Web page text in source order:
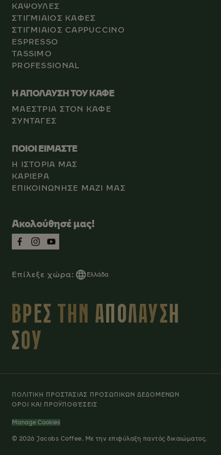
ΚΑΨΟΥΛΕΣ
ΣΤΙΓΜΙΑΙΟΣ ΚΑΦΕΣ
ΣΤΙΓΜΙΑΙΟΣ CAPPUCCINO
ESPRESSO
TASSIMO
PROFESSIONAL
Η ΑΠΟΛΑΥΣΗ ΤΟΥ ΚΑΦΕ
ΜΑΕΣΤΡΙΑ ΣΤΟΝ ΚΑΦΕ
ΣΥΝΤΑΓΕΣ
ΠΟΙΟΙ ΕΙΜΑΣΤΕ
Η ΙΣΤΟΡΙΑ ΜΑΣ
ΚΑΡΙEΡΑ
ΕΠΙΚΟΙΝΩΝΗΣΕ ΜΑΖΙ ΜΑΣ
Ακολούθησέ μας!
Επίλεξε χώρα: Ελλάδα
ΒΡΕΣ ΤΗΝ ΑΠΟΛΑΥΣΗ
ΣΟΥ
ΠΟΛΙΤΙΚH ΠΡΟΣΤΑΣIΑΣ ΠΡΟΣΩΠΙΚΩΝ ΔΕΔΟΜEΝΩΝ
OΡΟΙ ΚΑΙ ΠΡΟΫΠΟΘΈΣΕΙΣ
Manage Cookies
© 2026 Jacobs Coffee. Με την επιφύλαξη παντός δικαιώματος.